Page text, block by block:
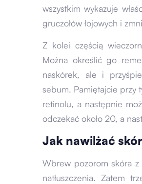
wszystkim wykazuje
gruczołów łojowych i
Z kolei częścią
Można określić go
naskórek, ale i
sebum. Pamiętajcie przy
retinolu, a następnie
odczekać około 20, a
Jak nawilżać
Wbrew pozorom skóra
natłuszczenia. Zatem